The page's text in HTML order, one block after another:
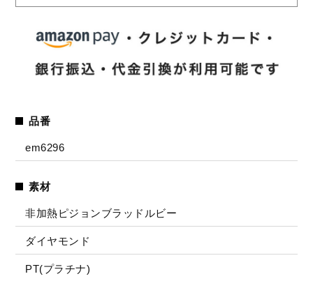
品番
em6296
素材
非加熱ピジョンブラッドルビー
ダイヤモンド
PT(プラチナ)